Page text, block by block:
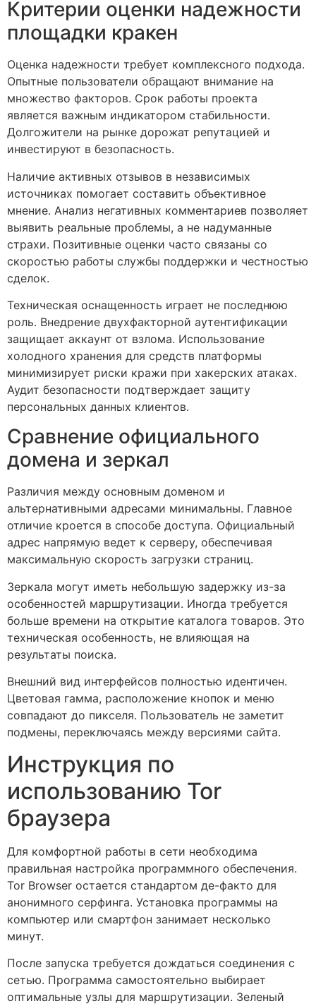
Критерии оценки надежности
площадки кракен
Оценка надежности требует комплексного подхода.
Опытные пользователи обращают внимание на
множество факторов. Срок работы проекта
является важным индикатором стабильности.
Долгожители на рынке дорожат репутацией и
инвестируют в безопасность.
Наличие активных отзывов в независимых
источниках помогает составить объективное
мнение. Анализ негативных комментариев позволяет
выявить реальные проблемы, а не надуманные
страхи. Позитивные оценки часто связаны со
скоростью работы службы поддержки и честностью
сделок.
Техническая оснащенность играет не последнюю
роль. Внедрение двухфакторной аутентификации
защищает аккаунт от взлома. Использование
холодного хранения для средств платформы
минимизирует риски кражи при хакерских атаках.
Аудит безопасности подтверждает защиту
персональных данных клиентов.
Сравнение официального
домена и зеркал
Различия между основным доменом и
альтернативными адресами минимальны. Главное
отличие кроется в способе доступа. Официальный
адрес напрямую ведет к серверу, обеспечивая
максимальную скорость загрузки страниц.
Зеркала могут иметь небольшую задержку из-за
особенностей маршрутизации. Иногда требуется
больше времени на открытие каталога товаров. Это
техническая особенность, не влияющая на
результаты поиска.
Внешний вид интерфейсов полностью идентичен.
Цветовая гамма, расположение кнопок и меню
совпадают до пикселя. Пользователь не заметит
подмены, переключаясь между версиями сайта.
Инструкция по
использованию Tor
браузера
Для комфортной работы в сети необходима
правильная настройка программного обеспечения.
Tor Browser остается стандартом де-факто для
анонимного серфинга. Установка программы на
компьютер или смартфон занимает несколько
минут.
После запуска требуется дождаться соединения с
сетью. Программа самостоятельно выбирает
оптимальные узлы для маршрутизации. Зеленый